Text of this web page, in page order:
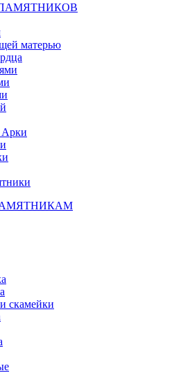
матерью
Арки
скамейки